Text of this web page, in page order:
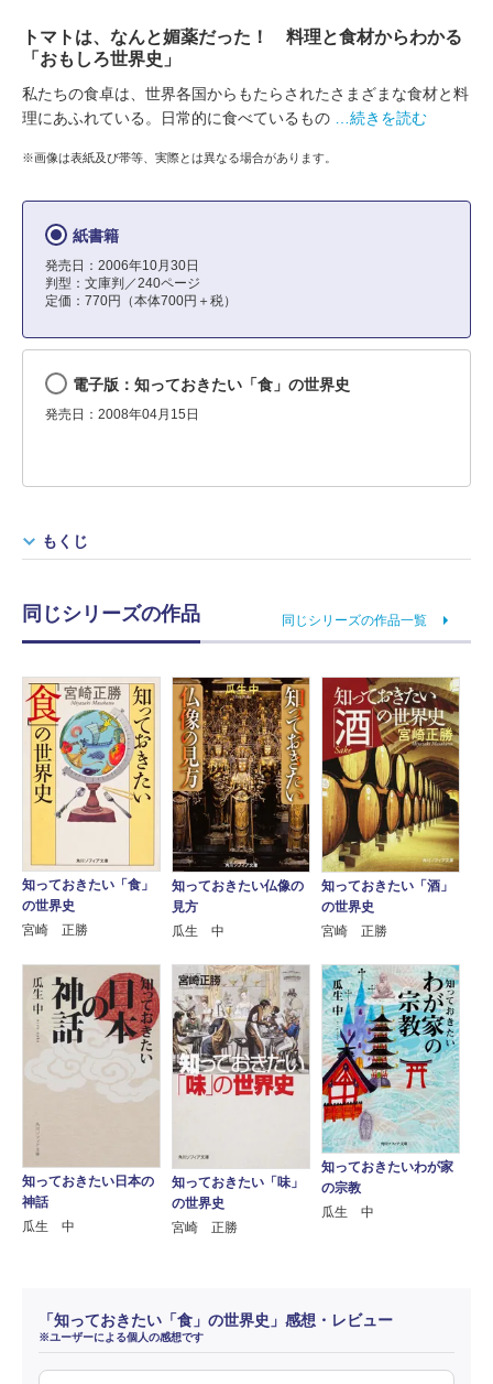
トマトは、なんと媚薬だった！ 料理と食材からわかる
「おもしろ世界史」
私たちの食卓は、世界各国からもたらされたさまざまな食材と料
理にあふれている。日常的に食べているもの
…続きを読む
※画像は表紙及び帯等、実際とは異なる場合があります。
紙書籍
発売日：2006年10月30日
判型：文庫判／240ページ
定価：770円（本体700円＋税）
電子版：知っておきたい「食」の世界史
発売日：2008年04月15日
もくじ
同じシリーズの作品 同じシリーズの作品一覧
知っておきたい「食」
の世界史
宮崎 正勝
知っておきたい仏像の
見方
瓜生 中
知っておきたい「酒」
の世界史
宮崎 正勝
知っておきたい日本の
神話
瓜生 中
知っておきたい「味」
の世界史
宮崎 正勝
知っておきたいわが家
の宗教
瓜生 中
「知っておきたい「食」の世界史」感想・レビュー
※ユーザーによる個人の感想です